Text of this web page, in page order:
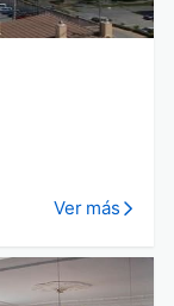
Ver más